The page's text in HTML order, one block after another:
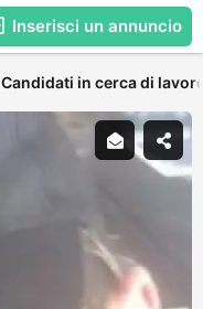
Inserisci un annuncio
Candidati in cerca di